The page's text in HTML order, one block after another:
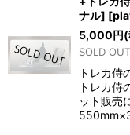
ナル] [
5,000円
SOLD OUT
トレカ侍
トレカ侍
ット販売